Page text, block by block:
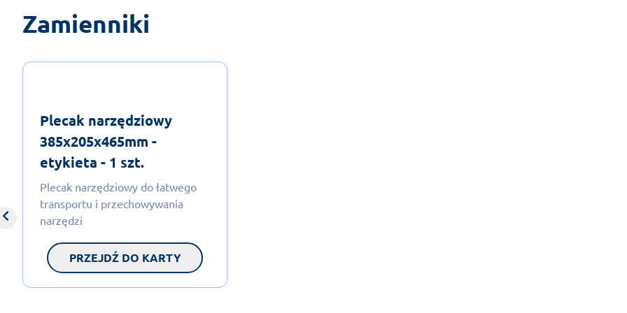
Zamienniki
Plecak narzędziowy
385x205x465mm -
etykieta - 1 szt.
Plecak narzędziowy do łatwego
transportu i przechowywania
narzędzi
PRZEJDŹ DO KARTY